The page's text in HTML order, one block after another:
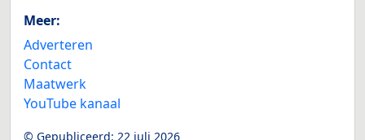
Meer:
Adverteren
Contact
Maatwerk
YouTube kanaal
© Gepubliceerd: 22 juli 2026